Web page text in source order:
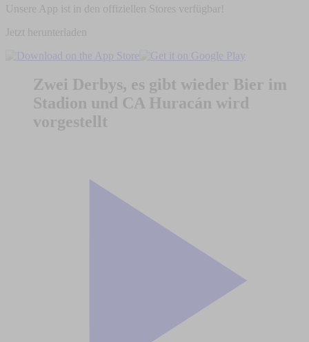
Unsere App ist in den offiziellen Stores verfügbar!
Jetzt herunterladen
Zwei Derbys, es gibt wieder Bier im
Stadion und CA Huracán wird
vorgestellt